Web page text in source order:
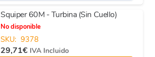
Squiper 60M - Turbina (Sin Cuello)
No disponible
SKU: 9378
29,71€ IVA Incluido